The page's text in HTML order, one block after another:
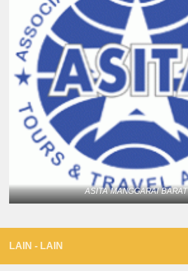
ASITA MANGGARAI BARAT
LAIN - LAIN